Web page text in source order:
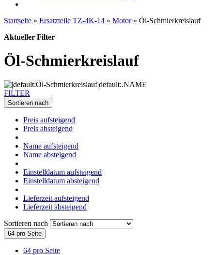
Startseite » Ersatzteile TZ-4K-14 » Motor » Öl-Schmierkreislauf
Aktueller Filter
Öl-Schmierkreislauf
FILTER
Sortieren nach
Preis aufsteigend
Preis absteigend
Name aufsteigend
Name absteigend
Einstelldatum aufsteigend
Einstelldatum absteigend
Lieferzeit aufsteigend
Lieferzeit absteigend
Sortieren nach
64 pro Seite
64 pro Seite